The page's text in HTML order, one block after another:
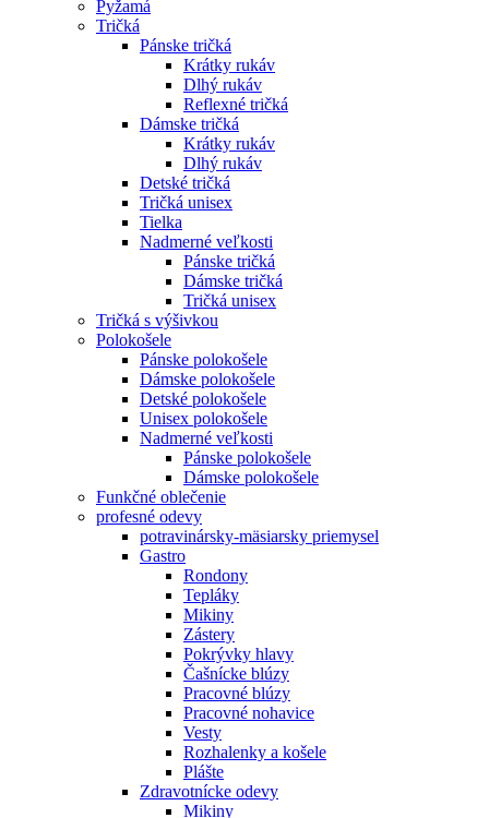
Pyžamá
Tričká
Pánske tričká
Krátky rukáv
Dlhý rukáv
Reflexné tričká
Dámske tričká
Krátky rukáv
Dlhý rukáv
Detské tričká
Tričká unisex
Tielka
Nadmerné veľkosti
Pánske tričká
Dámske tričká
Tričká unisex
Tričká s výšivkou
Polokošele
Pánske polokošele
Dámske polokošele
Detské polokošele
Unisex polokošele
Nadmerné veľkosti
Pánske polokošele
Dámske polokošele
Funkčné oblečenie
profesné odevy
potravinársky-mäsiarsky priemysel
Gastro
Rondony
Tepláky
Mikiny
Zástery
Pokrývky hlavy
Čašnícke blúzy
Pracovné blúzy
Pracovné nohavice
Vesty
Rozhalenky a košele
Plášte
Zdravotnícke odevy
Mikiny